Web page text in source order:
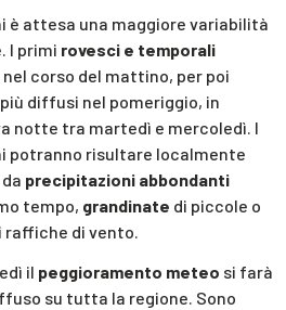
è attesa una maggiore variabilità
I primi rovesci e temporali
corso del mattino, per poi
diffusi nel pomeriggio, in
notte tra martedì e mercoledì. I
potranno risultare localmente
precipitazioni abbondanti
tempo, grandinate di piccole o
raffiche di vento.
il peggioramento meteo si farà
su tutta la regione. Sono